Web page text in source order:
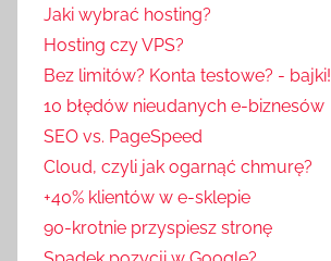
Jaki wybrać hosting?
Hosting czy VPS?
Bez limitów? Konta testowe? - bajki!
10 błędów nieudanych e-biznesów
SEO vs. PageSpeed
Cloud, czyli jak ogarnąć chmurę?
+40% klientów w e-sklepie
90-krotnie przyspiesz stronę